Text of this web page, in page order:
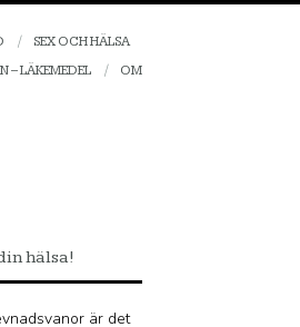
SEX OCH HÄLSA
– LÄKEMEDEL
OM
hälsa!
är det